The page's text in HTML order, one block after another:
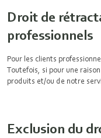
Droit de
professionnels
Pour les clients
Toutefois, si pour une
produits et/ou de notre
Exclusion du